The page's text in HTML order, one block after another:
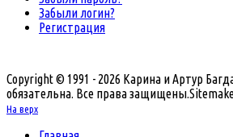
Забыли логин?
Регистрация
Copyright © 1991 - 2026 Карина и Артур
обязательна. Все права защищены.
На верх